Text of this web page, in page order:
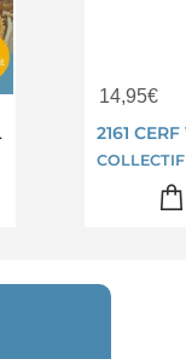
2027)
14,95€
COLLECTIF